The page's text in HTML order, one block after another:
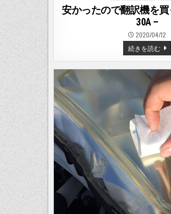
in
安かったので翻訳機を買
30A –
2020/04/12
続きを読む安
か
っ
た
で
翻
訳
機
を
買
っ
て
み
た
–
TW-
30A
–